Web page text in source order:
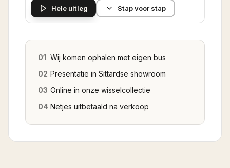
Hele uitleg Stap voor stap
01 Wij komen ophalen met eigen bus
02 Presentatie in Sittardse showroom
03 Online in onze wisselcollectie
04 Netjes uitbetaald na verkoop